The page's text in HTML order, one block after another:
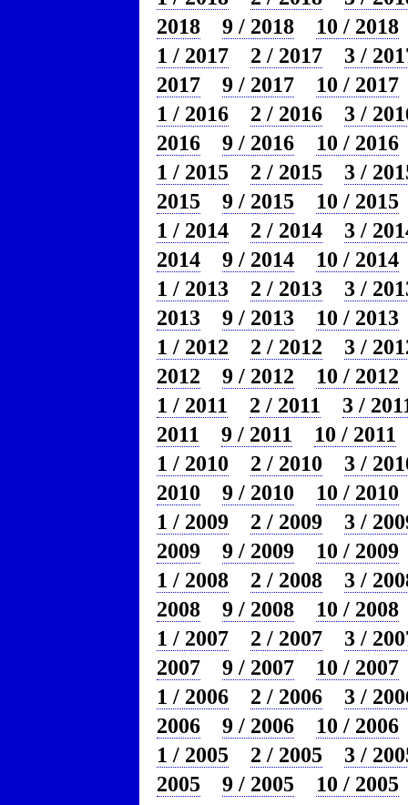
2018
9 / 2018
10 / 2018
1 / 2017
2 / 2017
3 /
2017
9 / 2017
10 / 2017
1 / 2016
2 / 2016
3 /
2016
9 / 2016
10 / 2016
1 / 2015
2 / 2015
3 /
2015
9 / 2015
10 / 2015
1 / 2014
2 / 2014
3 /
2014
9 / 2014
10 / 2014
1 / 2013
2 / 2013
3 /
2013
9 / 2013
10 / 2013
1 / 2012
2 / 2012
3 /
2012
9 / 2012
10 / 2012
1 / 2011
2 / 2011
3 /
2011
9 / 2011
10 / 2011
1 / 2010
2 / 2010
3 /
2010
9 / 2010
10 / 2010
1 / 2009
2 / 2009
3 /
2009
9 / 2009
10 / 2009
1 / 2008
2 / 2008
3 /
2008
9 / 2008
10 / 2008
1 / 2007
2 / 2007
3 /
2007
9 / 2007
10 / 2007
1 / 2006
2 / 2006
3 /
2006
9 / 2006
10 / 2006
1 / 2005
2 / 2005
3 /
2005
9 / 2005
10 / 2005